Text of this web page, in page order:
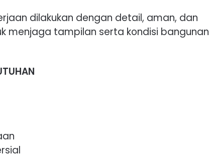
dilakukan dengan detail, aman, dan
menjaga tampilan serta kondisi bangunan